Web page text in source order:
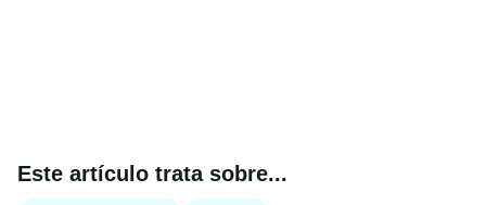
Este artículo trata sobre...